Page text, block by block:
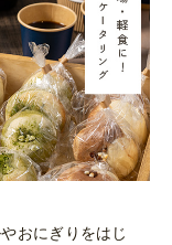
おにぎりをはじ